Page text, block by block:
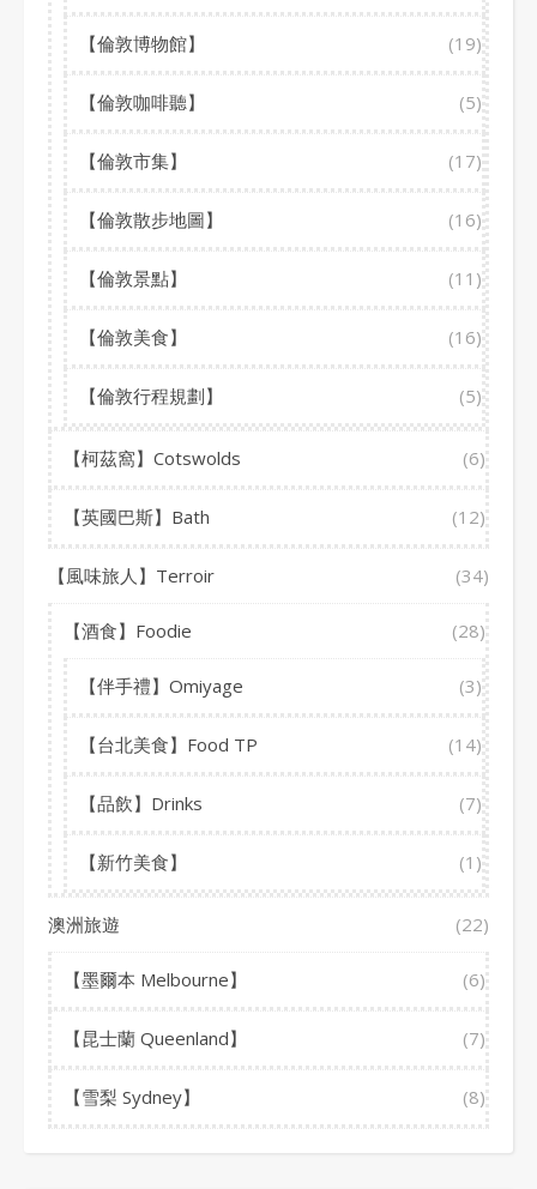
【倫敦博物館】 (19)
【倫敦咖啡聽】 (5)
【倫敦市集】 (17)
【倫敦散步地圖】 (16)
【倫敦景點】 (11)
【倫敦美食】 (16)
【倫敦行程規劃】 (5)
【柯茲窩】Cotswolds (6)
【英國巴斯】Bath (12)
【風味旅人】Terroir (34)
【酒食】Foodie (28)
【伴手禮】Omiyage (3)
【台北美食】Food TP (14)
【品飲】Drinks (7)
【新竹美食】 (1)
澳洲旅遊 (22)
【墨爾本 Melbourne】 (6)
【昆士蘭 Queenland】 (7)
【雪梨 Sydney】 (8)